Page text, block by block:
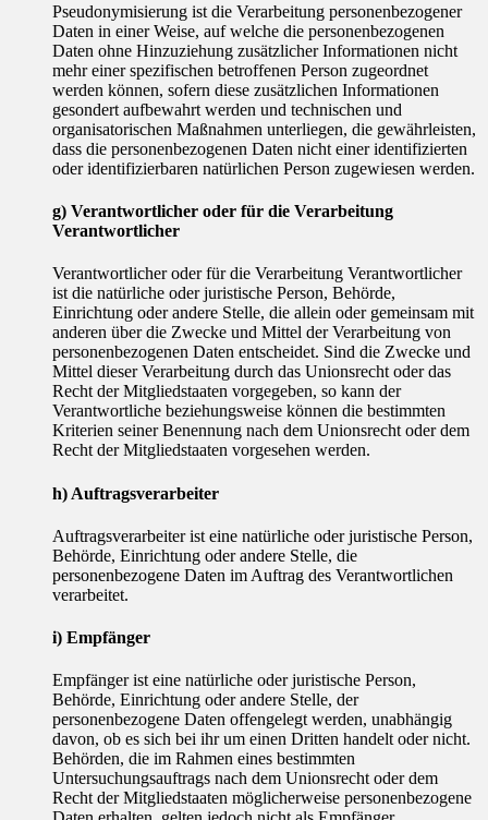
Pseudonymisierung ist die Verarbeitung personenbezogener
Daten in einer Weise, auf welche die personenbezogenen
Daten ohne Hinzuziehung zusätzlicher Informationen nicht
mehr einer spezifischen betroffenen Person zugeordnet
werden können, sofern diese zusätzlichen Informationen
gesondert aufbewahrt werden und technischen und
organisatorischen Maßnahmen unterliegen, die gewährleisten,
dass die personenbezogenen Daten nicht einer identifizierten
oder identifizierbaren natürlichen Person zugewiesen werden.
g) Verantwortlicher oder für die Verarbeitung
Verantwortlicher
Verantwortlicher oder für die Verarbeitung Verantwortlicher
ist die natürliche oder juristische Person, Behörde,
Einrichtung oder andere Stelle, die allein oder gemeinsam mit
anderen über die Zwecke und Mittel der Verarbeitung von
personenbezogenen Daten entscheidet. Sind die Zwecke und
Mittel dieser Verarbeitung durch das Unionsrecht oder das
Recht der Mitgliedstaaten vorgegeben, so kann der
Verantwortliche beziehungsweise können die bestimmten
Kriterien seiner Benennung nach dem Unionsrecht oder dem
Recht der Mitgliedstaaten vorgesehen werden.
h) Auftragsverarbeiter
Auftragsverarbeiter ist eine natürliche oder juristische Person,
Behörde, Einrichtung oder andere Stelle, die
personenbezogene Daten im Auftrag des Verantwortlichen
verarbeitet.
i) Empfänger
Empfänger ist eine natürliche oder juristische Person,
Behörde, Einrichtung oder andere Stelle, der
personenbezogene Daten offengelegt werden, unabhängig
davon, ob es sich bei ihr um einen Dritten handelt oder nicht.
Behörden, die im Rahmen eines bestimmten
Untersuchungsauftrags nach dem Unionsrecht oder dem
Recht der Mitgliedstaaten möglicherweise personenbezogene